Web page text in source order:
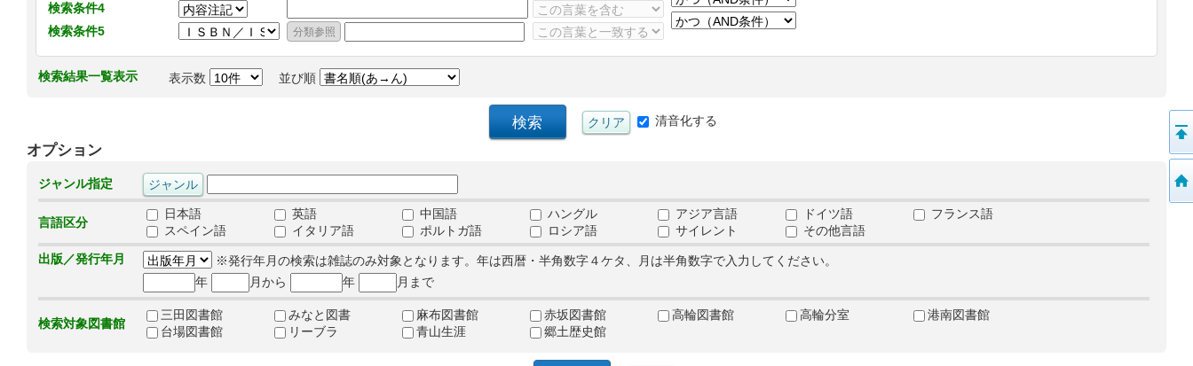
検索条件4
検索条件5
検索結果一覧表示 表示数 並び順
清音化する
オプション
ジャンル指定
言語区分
日本語 英語 中国語 ハングル アジア言語 ドイツ語
フランス語
スペイン語
イタリア語 ポルトガ語 ロシア語 サイレント
その他言語
出版／発行年月
※発行年月の検索は雑誌のみ対象となります。年は西暦・半角数字４ケタ、月は半角数字で入力してください。
年
月から 年 月まで
検索対象図書館
三田図書館 みなと図書 麻布図書館 赤坂図書館 高輪図書館 高輪分室
港南図書館
台場図書館
リーブラ 青山生涯 郷土歴史館